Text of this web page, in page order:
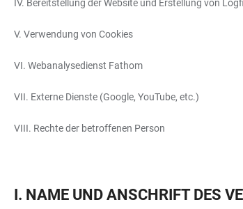
IV. Bereitstellung der Website und Erstellung von
V. Verwendung von Cookies
VI. Webanalysedienst Fathom
VII. Externe Dienste (Google, YouTube, etc.)
VIII. Rechte der betroffenen Person
I. NAME UND ANSCHRIFT DES